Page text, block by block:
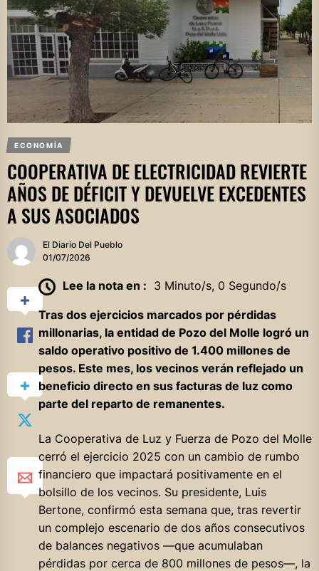
ECONOMÍA
COOPERATIVA DE ELECTRICIDAD REVIERTE
AÑOS DE DÉFICIT Y DEVUELVE EXCEDENTES
A SUS ASOCIADOS
El Diario Del Pueblo
01/07/2026
Lee la nota en : 3 Minuto/s, 0 Segundo/s
Tras dos ejercicios marcados por pérdidas
millonarias, la entidad de Pozo del Molle logró un
saldo operativo positivo de 1.400 millones de
pesos. Este mes, los vecinos verán reflejado un
beneficio directo en sus facturas de luz como
parte del reparto de remanentes.
La Cooperativa de Luz y Fuerza de Pozo del Molle
cerró el ejercicio 2025 con un cambio de rumbo
financiero que impactará positivamente en el
bolsillo de los vecinos. Su presidente, Luis
Bertone, confirmó esta semana que, tras revertir
un complejo escenario de dos años consecutivos
de balances negativos —que acumulaban
pérdidas por cerca de 800 millones de pesos—, la